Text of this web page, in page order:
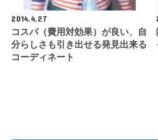
2014.4.27
コスパ（費用対効果）が良い、自
分らしさも引き出せる発見出来る
コーディネート